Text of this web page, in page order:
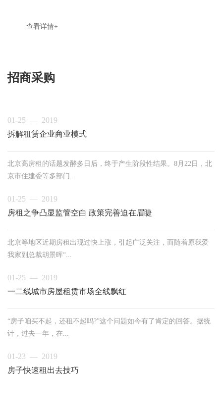
查看详情+
招商采购
01-25 — 2019
拆解租赁企业商业模式
北京高房租的话题发酵多日后，终于产生阶段性结果。8月22日，北
京市住建委等多部门...
01-25 — 2019
房租之争凸显监管空白 政策完善迫在眉睫
北京等地区近期房租出现过快上涨，引起广泛关注，而随着原我爱
我家副总裁胡景晖“...
01-25 — 2019
一二线城市房屋租赁市场全线飘红
“房子咱买不起，还租不起吗?”这个问题如今有了肯定的回答。据统
计，过去一年，在...
01-23 — 2019
房子快速租出去技巧